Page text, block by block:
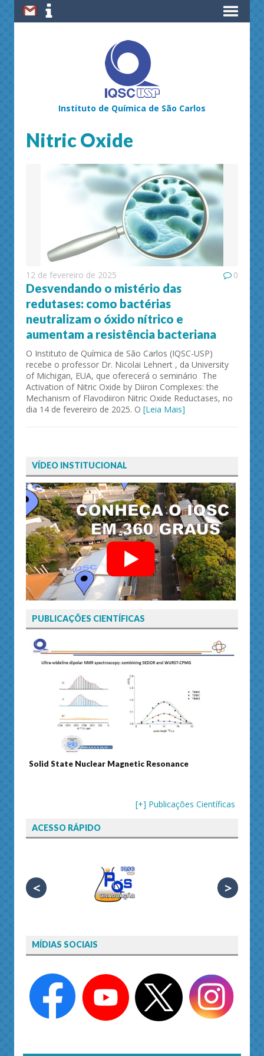
Instituto de Química de São Carlos
Nitric Oxide
12 de fevereiro de 2025 0
Desvendando o mistério das
redutases: como bactérias
neutralizam o óxido nítrico e
aumentam a resistência bacteriana
O Instituto de Química de São Carlos (IQSC-USP)
recebe o professor Dr. Nicolai Lehnert , da University
of Michigan, EUA, que oferecerá o seminário The
Activation of Nitric Oxide by Diiron Complexes: the
Mechanism of Flavodiiron Nitric Oxide Reductases, no
dia 14 de fevereiro de 2025. O [Leia Mais]
VÍDEO INSTITUCIONAL
PUBLICAÇÕES CIENTÍFICAS
Solid State Nuclear Magnetic Resonance
[+] Publicações Científicas
ACESSO RÁPIDO
< >
MÍDIAS SOCIAIS